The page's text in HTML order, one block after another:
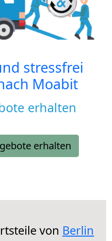
stressfrei
Moabit
erhalten
erhalten
von Berlin